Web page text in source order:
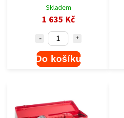
Skladem
1 635 Kč
Do košíku